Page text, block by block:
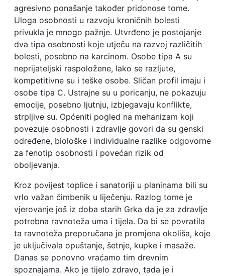
agresivno ponašanje također pridonose tome.
Uloga osobnosti u razvoju kroničnih bolesti
privukla je mnogo pažnje. Utvrđeno je postojanje
dva tipa osobnosti koje utječu na razvoj različitih
bolesti, posebno na karcinom. Osobe tipa A su
neprijateljski raspoložene, lako se razljute,
kompetitivne su i teške osobe. Sličan profil imaju i
osobe tipa C. Ustrajne su u poricanju, ne pokazuju
emocije, posebno ljutnju, izbjegavaju konflikte,
strpljive su. Općeniti pogled na mehanizam koji
povezuje osobnosti i zdravlje govori da su genski
određene, biološke i individualne razlike odgovorne
za fenotip osobnosti i povećan rizik od
oboljevanja.
Kroz povijest toplice i sanatoriji u planinama bili su
vrlo važan čimbenik u liječenju. Razlog tome je
vjerovanje još iz doba starih Grka da je za zdravlje
potrebna ravnoteža uma i tijela. Da bi se povratila
ta ravnoteža preporučana je promjena okoliša, koje
je uključivala opuštanje, šetnje, kupke i masaže.
Danas se ponovno vraćamo tim drevnim
spoznajama. Ako je tijelo zdravo, tada je i